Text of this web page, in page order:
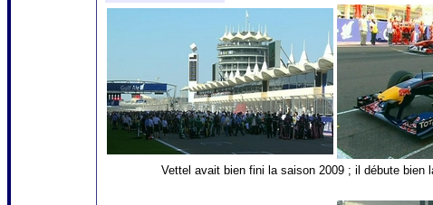
Vettel avait bien fini la saison 2009 ; il débute bien